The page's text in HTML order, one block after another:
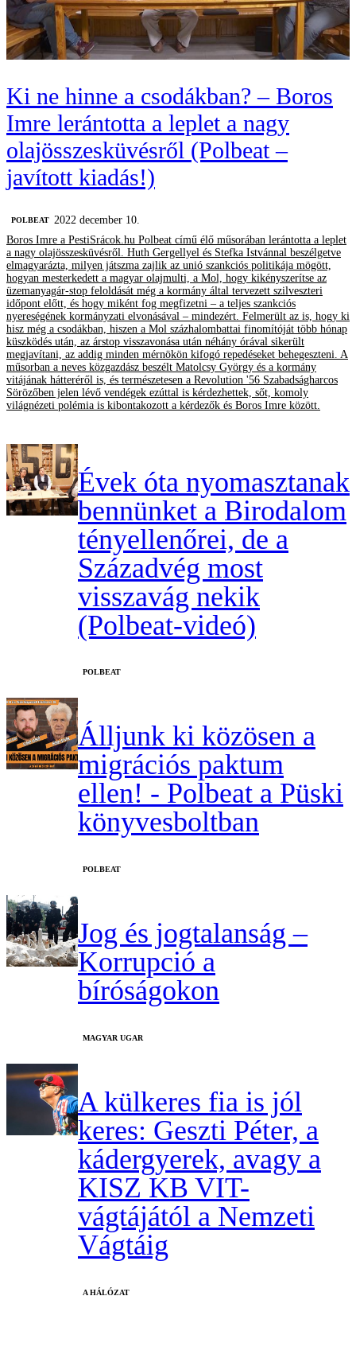
Ki ne hinne a csodákban? – Boros
Imre lerántotta a leplet a nagy
olajösszesküvésről (Polbeat –
javított kiadás!)
‎POLBEAT
2022 december 10.
Boros Imre a PestiSrácok.hu Polbeat című élő műsorában lerántotta a leplet
a nagy olajösszesküvésről. Huth Gergellyel és Stefka Istvánnal beszélgetve
elmagyarázta, milyen játszma zajlik az unió szankciós politikája mögött,
hogyan mesterkedett a magyar olajmulti, a Mol, hogy kikényszerítse az
üzemanyagár-stop feloldását még a kormány által tervezett szilveszteri
időpont előtt, és hogy miként fog megfizetni – a teljes szankciós
nyereségének kormányzati elvonásával – mindezért. Felmerült az is, hogy ki
hisz még a csodákban, hiszen a Mol százhalombattai finomítóját több hónap
küszködés után, az árstop visszavonása után néhány órával sikerült
megjavítani, az addig minden mérnökön kifogó repedéseket behegeszteni. A
műsorban a neves közgazdász beszélt Matolcsy György és a kormány
vitájának hátteréről is, és természetesen a Revolution '56 Szabadságharcos
Sörözőben jelen lévő vendégek ezúttal is kérdezhettek, sőt, komoly
világnézeti polémia is kibontakozott a kérdezők és Boros Imre között.
Évek óta nyomasztanak
bennünket a Birodalom
tényellenőrei, de a
Századvég most
visszavág nekik
(Polbeat-videó)
‎POLBEAT
Álljunk ki közösen a
migrációs paktum
ellen! - Polbeat a Püski
könyvesboltban
‎POLBEAT
Jog és jogtalanság –
Korrupció a
bíróságokon
MAGYAR UGAR
A külkeres fia is jól
keres: Geszti Péter, a
kádergyerek, avagy a
KISZ KB VIT-
vágtájától a Nemzeti
Vágtáig
A HÁLÓZAT